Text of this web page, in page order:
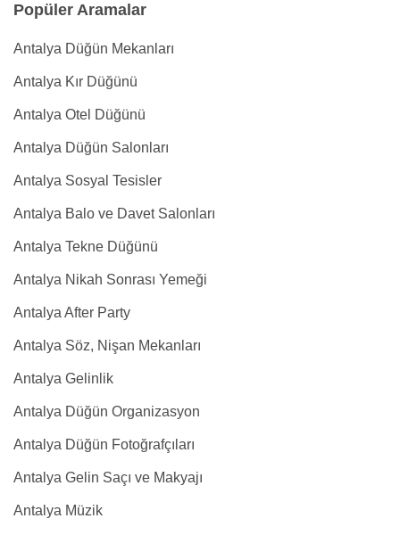
Popüler Aramalar
Antalya Düğün Mekanları
Antalya Kır Düğünü
Antalya Otel Düğünü
Antalya Düğün Salonları
Antalya Sosyal Tesisler
Antalya Balo ve Davet Salonları
Antalya Tekne Düğünü
Antalya Nikah Sonrası Yemeği
Antalya After Party
Antalya Söz, Nişan Mekanları
Antalya Gelinlik
Antalya Düğün Organizasyon
Antalya Düğün Fotoğrafçıları
Antalya Gelin Saçı ve Makyajı
Antalya Müzik